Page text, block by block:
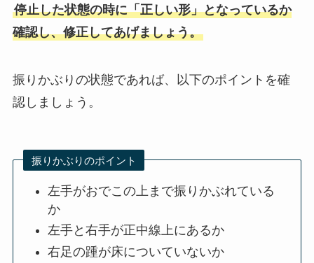
停止した状態の時に「正しい形」となっているか
確認し、修正してあげましょう。
振りかぶりの状態であれば、以下のポイントを確
認しましょう。
振りかぶりのポイント
左手がおでこの上まで振りかぶれている
か
左手と右手が正中線上にあるか
右足の踵が床についていないか